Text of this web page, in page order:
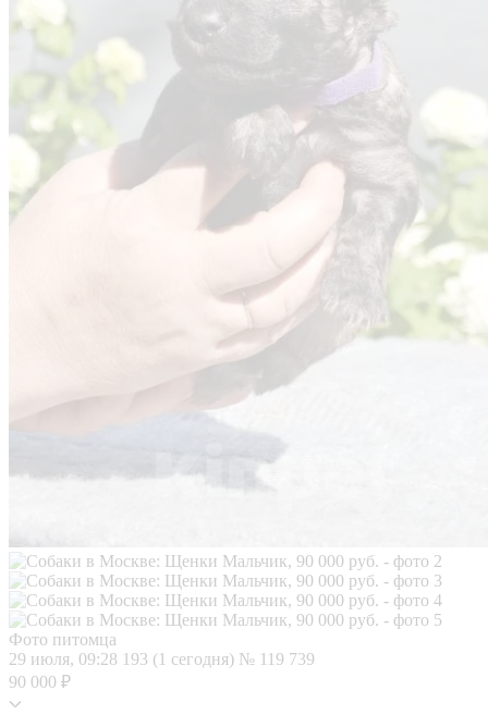
Фото питомца
29 июля, 09:28 193 (1 сегодня) № 119 739
90 000 ₽